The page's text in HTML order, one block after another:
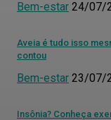
Bem-estar 24/07/
Aveia é tudo isso
contou
Bem-estar 23/07/
Insônia? Conheça